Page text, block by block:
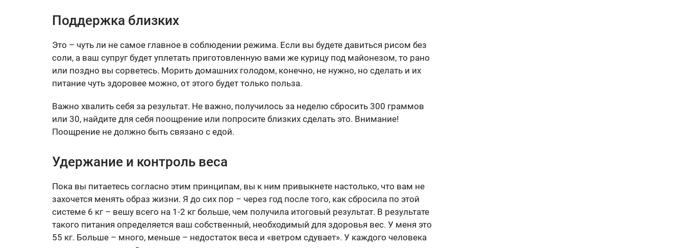
Поддержка близких
Это – чуть ли не самое главное в соблюдении режима. Если вы будете давиться рисом без
соли, а ваш супруг будет уплетать приготовленную вами же курицу под майонезом, то рано
или поздно вы сорветесь. Морить домашних голодом, конечно, не нужно, но сделать и их
питание чуть здоровее можно, от этого будет только польза.
Важно хвалить себя за результат. Не важно, получилось за неделю сбросить 300 граммов
или 30, найдите для себя поощрение или попросите близких сделать это. Внимание!
Поощрение не должно быть связано с едой.
Удержание и контроль веса
Пока вы питаетесь согласно этим принципам, вы к ним привыкнете настолько, что вам не
захочется менять образ жизни. Я до сих пор – через год после того, как сбросила по этой
системе 6 кг – вешу всего на 1-2 кг больше, чем получила итоговый результат. В результате
такого питания определяется ваш собственный, необходимый для здоровья вес. У меня это
55 кг. Больше – много, меньше – недостаток веса и «ветром сдувает». У каждого человека